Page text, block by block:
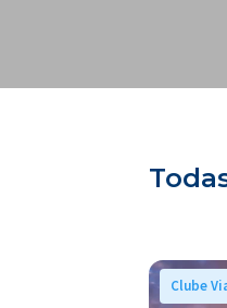
Clube